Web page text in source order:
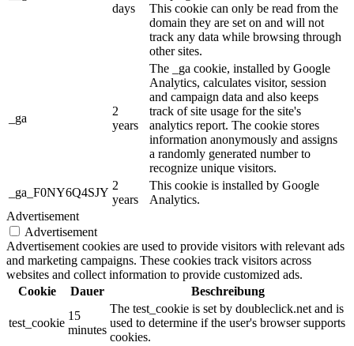
days
This cookie can only be read from the
domain they are set on and will not
track any data while browsing through
other sites.
_ga
2
years
The _ga cookie, installed by Google
Analytics, calculates visitor, session
and campaign data and also keeps
track of site usage for the site's
analytics report. The cookie stores
information anonymously and assigns
a randomly generated number to
recognize unique visitors.
_ga_F0NY6Q4SJY
2
years
This cookie is installed by Google
Analytics.
Advertisement
Advertisement
Advertisement cookies are used to provide visitors with relevant ads
and marketing campaigns. These cookies track visitors across
websites and collect information to provide customized ads.
Cookie
Dauer Beschreibung
test_cookie
15
minutes
The test_cookie is set by doubleclick.net and is
used to determine if the user's browser supports
cookies.